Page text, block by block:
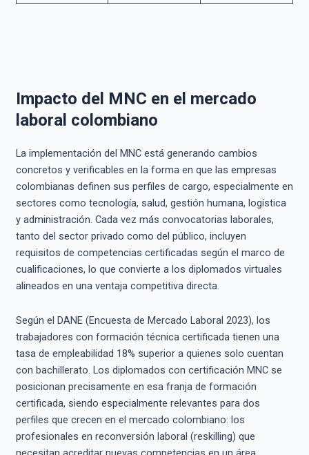
Impacto del MNC en el mercado
laboral colombiano
La implementación del MNC está generando cambios
concretos y verificables en la forma en que las empresas
colombianas definen sus perfiles de cargo, especialmente en
sectores como tecnología, salud, gestión humana, logística
y administración. Cada vez más convocatorias laborales,
tanto del sector privado como del público, incluyen
requisitos de competencias certificadas según el marco de
cualificaciones, lo que convierte a los diplomados virtuales
alineados en una ventaja competitiva directa.
Según el DANE (Encuesta de Mercado Laboral 2023), los
trabajadores con formación técnica certificada tienen una
tasa de empleabilidad 18% superior a quienes solo cuentan
con bachillerato. Los diplomados con certificación MNC se
posicionan precisamente en esa franja de formación
certificada, siendo especialmente relevantes para dos
perfiles que crecen en el mercado colombiano: los
profesionales en reconversión laboral (reskilling) que